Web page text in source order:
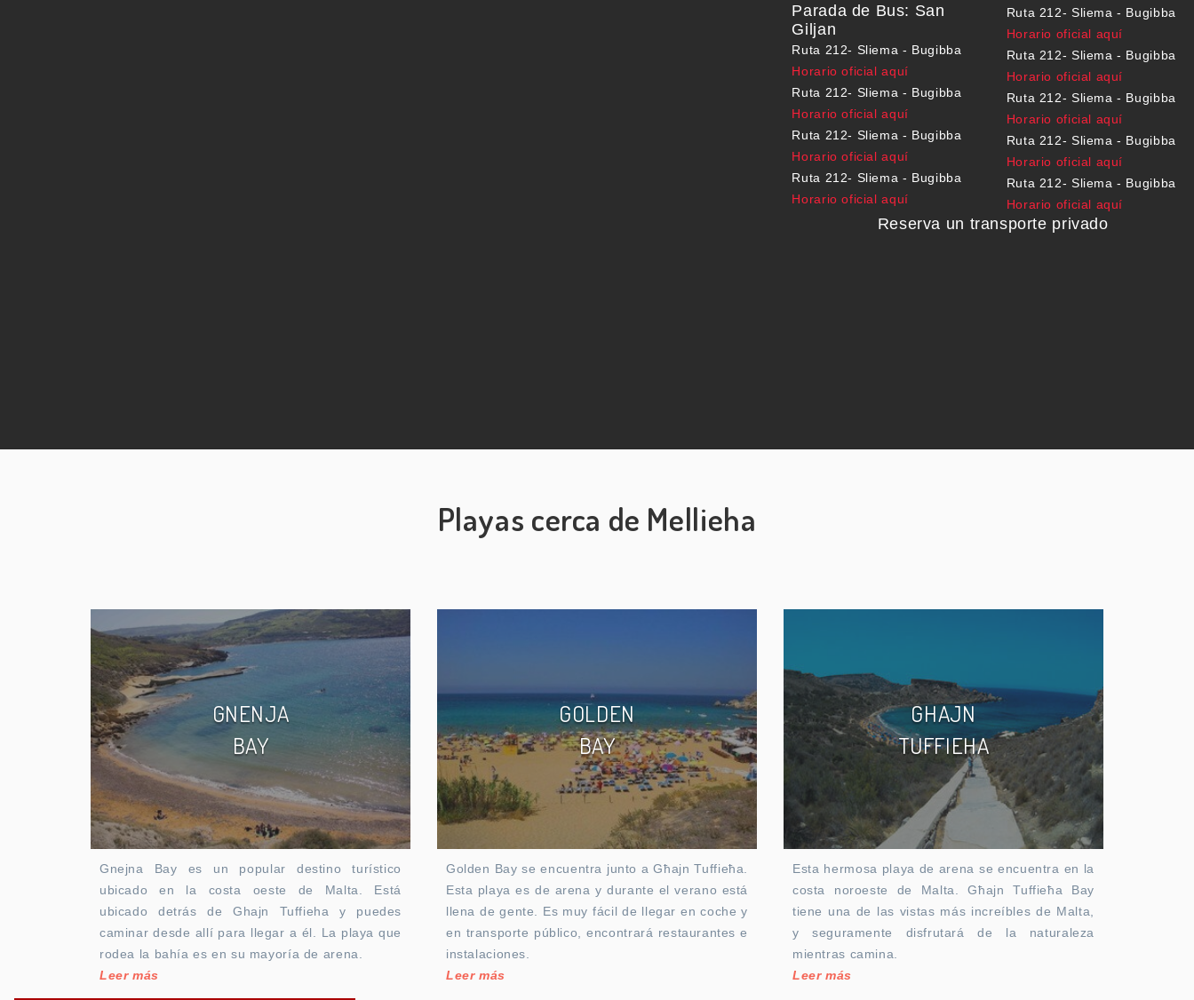
Parada de Bus: San
Giljan
Ruta 212- Sliema - Bugibba
Horario oficial aquí
Ruta 212- Sliema - Bugibba
Horario oficial aquí
Ruta 212- Sliema - Bugibba
Horario oficial aquí
Ruta 212- Sliema - Bugibba
Horario oficial aquí
Ruta 212- Sliema - Bugibba
Horario oficial aquí
Ruta 212- Sliema - Bugibba
Horario oficial aquí
Ruta 212- Sliema - Bugibba
Horario oficial aquí
Ruta 212- Sliema - Bugibba
Horario oficial aquí
Ruta 212- Sliema - Bugibba
Horario oficial aquí
Reserva un transporte privado
Playas cerca de Mellieha
GNENJA
BAY
Gnejna Bay es un popular destino turístico
ubicado en la costa oeste de Malta. Está
ubicado detrás de Ghajn Tuffieha y puedes
caminar desde allí para llegar a él. La playa que
rodea la bahía es en su mayoría de arena.
Leer más
GOLDEN
BAY
Golden Bay se encuentra junto a Għajn Tuffieħa.
Esta playa es de arena y durante el verano está
llena de gente. Es muy fácil de llegar en coche y
en transporte público, encontrará restaurantes e
instalaciones.
Leer más
GHAJN
TUFFIEHA
Esta hermosa playa de arena se encuentra en la
costa noroeste de Malta. Għajn Tuffieħa Bay
tiene una de las vistas más increíbles de Malta,
y seguramente disfrutará de la naturaleza
mientras camina.
Leer más